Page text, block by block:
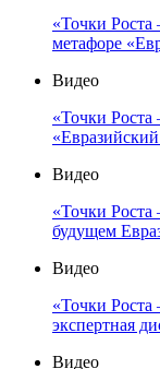
«Точки
метафоре
Видео
«Точки
Видео
«Точки
будущем
Видео
«Точки Роста
экспертная
Видео